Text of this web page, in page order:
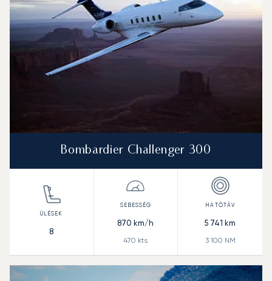
Bombardier Challenger 300
8
870 km/h
470 kts
5 741 km
3 100 NM